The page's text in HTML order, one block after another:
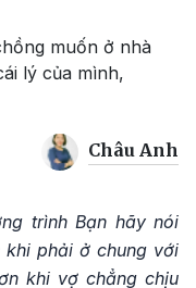
muốn ở nhà
lý của mình,
Châu Anh
trình Bạn hãy nói
phải ở chung với
khi vợ chẳng chịu